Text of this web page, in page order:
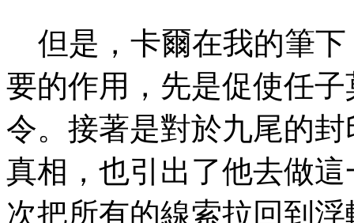
但是，卡爾在我的筆下
要的作用，先是促使任
令。接著是對於九尾的
真相，也引出了他去做
次把所有的線索拉回到浮